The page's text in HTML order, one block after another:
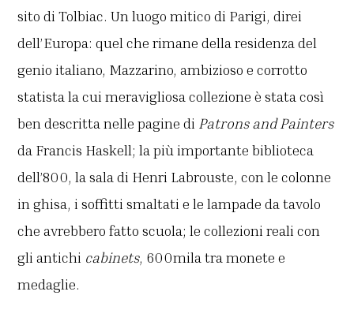
sito di Tolbiac. Un luogo mitico di Parigi, direi
dell’Europa: quel che rimane della residenza del
genio italiano, Mazzarino, ambizioso e corrotto
statista la cui meravigliosa collezione è stata così
ben descritta nelle pagine di Patrons and Painters
da Francis Haskell; la più importante biblioteca
dell’800, la sala di Henri Labrouste, con le colonne
in ghisa, i soffitti smaltati e le lampade da tavolo
che avrebbero fatto scuola; le collezioni reali con
gli antichi cabinets, 600mila tra monete e
medaglie.